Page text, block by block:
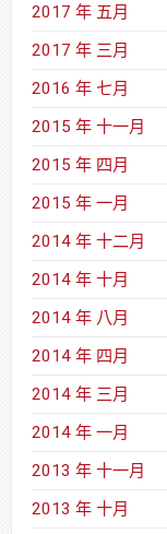
2017 年 五月
2017 年 三月
2016 年 七月
2015 年 十一月
2015 年 四月
2015 年 一月
2014 年 十二月
2014 年 十月
2014 年 八月
2014 年 四月
2014 年 三月
2014 年 一月
2013 年 十一月
2013 年 十月